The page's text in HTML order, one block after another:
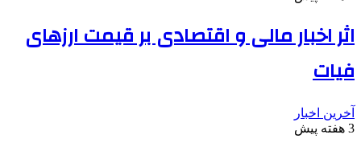
اثر اخبار مالی و اقتصادی بر قیمت ارزهای
فیات
آخرین اخبار
3 هفته پیش